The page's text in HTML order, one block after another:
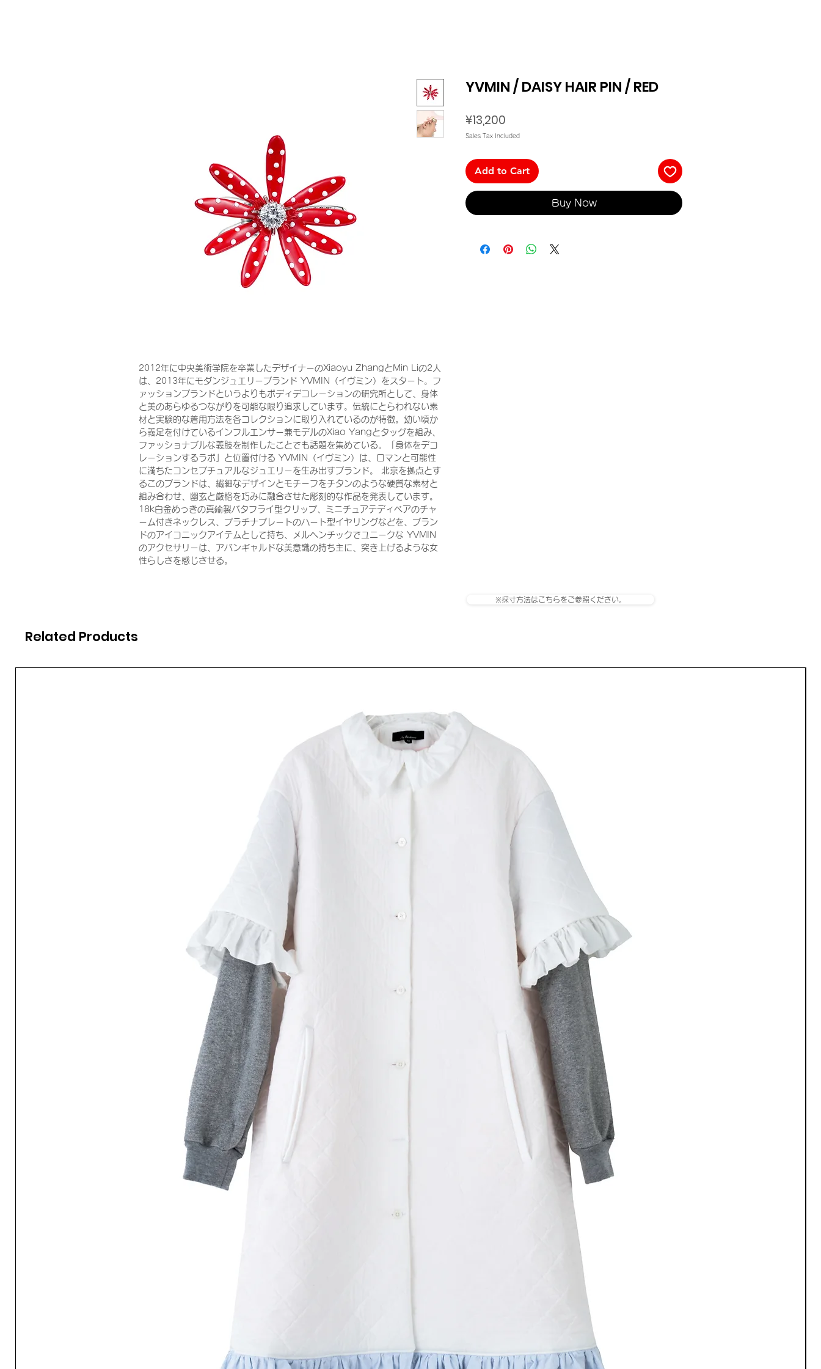
2012年に中央美術学院を卒業したデザイナーのXiaoyu ZhangとMin Liの2人
は、2013年にモダンジュエリーブランド YVMIN（イヴミン）をスタート。フ
ァッションブランドというよりもボディデコレーションの研究所として、身体
と美のあらゆるつながりを可能な限り追求しています。伝統にとらわれない素
材と実験的な着用方法を各コレクションに取り入れているのが特徴。幼い頃か
ら義足を付けているインフルエンサー兼モデルのXiao Yangとタッグを組み、
ファッショナブルな義肢を制作したことでも話題を集めている。「身体をデコ
レーションするラボ」と位置付ける YVMIN（イヴミン）は、ロマンと可能性
に満ちたコンセプチュアルなジュエリーを生み出すブランド。 北京を拠点とす
るこのブランドは、繊細なデザインとモチーフをチタンのような硬質な素材と
組み合わせ、幽玄と厳格を巧みに融合させた彫刻的な作品を発表しています。
18k白金めっきの真鍮製バタフライ型クリップ、ミニチュアテディベアのチャ
ーム付きネックレス、プラチナプレートのハート型イヤリングなどを、ブラン
ドのアイコニックアイテムとして持ち、メルヘンチックでユニークな YVMIN
のアクセサリーは、アバンギャルドな美意識の持ち主に、突き上げるような女
性らしさを感じさせる。
YVMIN / DAISY HAIR PIN / RED
¥13,200
Sales Tax Included
Add to Cart
Buy Now
※採寸方法はこちらをご参照ください。
Related Products